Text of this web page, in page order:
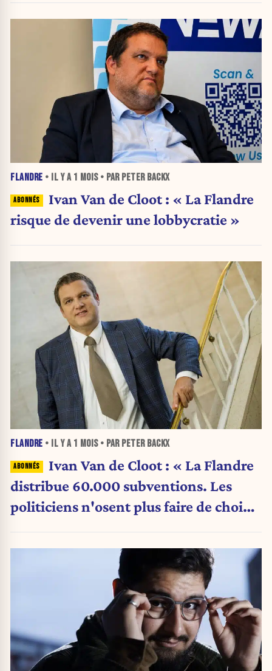
FLANDRE • IL Y A 1 MOIS• PAR PETER BACKX
Ivan Van de Cloot : « La Flandre
risque de devenir une lobbycratie »
FLANDRE • IL Y A 1 MOIS• PAR PETER BACKX
Ivan Van de Cloot : « La Flandre
distribue 60.000 subventions. Les
politiciens n'osent plus faire de choix.